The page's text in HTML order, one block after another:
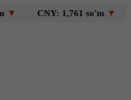
CNY: 1,761 so'm▼